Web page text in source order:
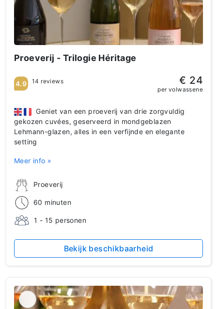
Proeverij - Trilogie Héritage
Proeverij
60 minuten
1 - 15 personen
Geniet van een proeverij van drie zorgvuldig
gekozen cuvées, geserveerd in mondgeblazen
Lehmann-glazen, alles in een verfijnde en elegante
setting
Meer info »
4.9 14 reviews € 24
per volwassene
Bekijk beschikbaarheid